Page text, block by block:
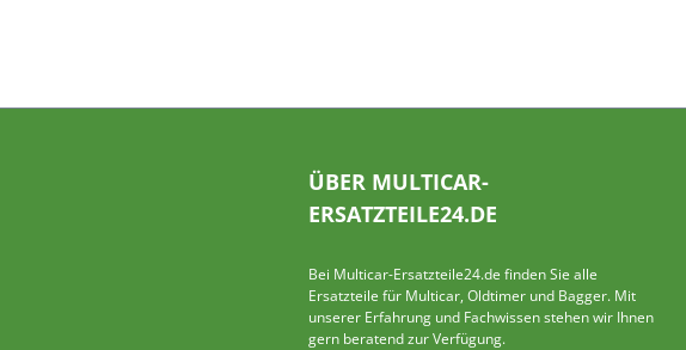
ÜBER MULTICAR-
ERSATZTEILE24.DE
Bei Multicar-Ersatzteile24.de finden Sie alle
Ersatzteile für Multicar, Oldtimer und Bagger. Mit
unserer Erfahrung und Fachwissen stehen wir Ihnen
gern beratend zur Verfügung.